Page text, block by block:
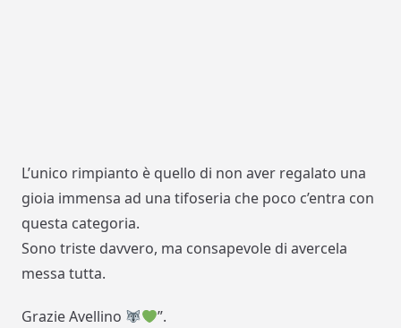
L’unico rimpianto è quello di non aver regalato una
gioia immensa ad una tifoseria che poco c’entra con
questa categoria.
Sono triste davvero, ma consapevole di avercela
messa tutta.
Grazie Avellino ”.